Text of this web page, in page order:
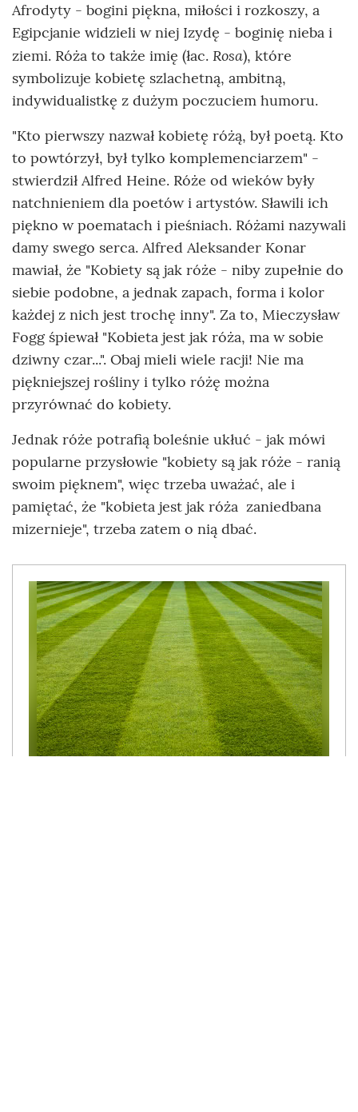
Afrodyty - bogini piękna, miłości i rozkoszy, a
Egipcjanie widzieli w niej Izydę - boginię nieba i
ziemi. Róża to także imię (łac. Rosa), które
symbolizuje kobietę szlachetną, ambitną,
indywidualistkę z dużym poczuciem humoru.
"Kto pierwszy nazwał kobietę różą, był poetą. Kto
to powtórzył, był tylko komplemenciarzem" -
stwierdził Alfred Heine. Róże od wieków były
natchnieniem dla poetów i artystów. Sławili ich
piękno w poematach i pieśniach. Różami nazywali
damy swego serca. Alfred Aleksander Konar
mawiał, że "Kobiety są jak róże - niby zupełnie do
siebie podobne, a jednak zapach, forma i kolor
każdej z nich jest trochę inny". Za to, Mieczysław
Fogg śpiewał "Kobieta jest jak róża, ma w sobie
dziwny czar...". Obaj mieli wiele racji! Nie ma
piękniejszej rośliny i tylko różę można
przyrównać do kobiety.
Jednak róże potrafią boleśnie ukłuć - jak mówi
popularne przysłowie "kobiety są jak róże - ranią
swoim pięknem", więc trzeba uważać, ale i
pamiętać, że "kobieta jest jak róża ­ zaniedbana
mizernieje", trzeba zatem o nią dbać.